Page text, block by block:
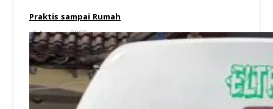
Praktis sampai Rumah
8 Agustus 2026